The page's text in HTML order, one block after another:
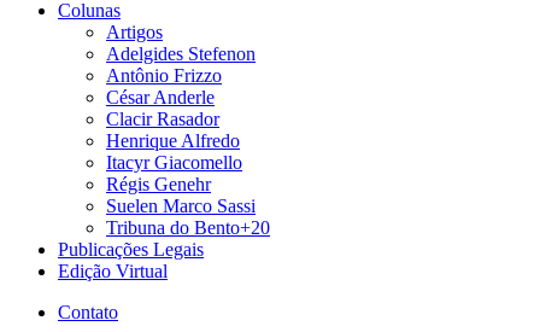
Colunas
Artigos
Adelgides Stefenon
Antônio Frizzo
César Anderle
Clacir Rasador
Henrique Alfredo
Itacyr Giacomello
Régis Genehr
Suelen Marco Sassi
Tribuna do Bento+20
Publicações Legais
Edição Virtual
Contato